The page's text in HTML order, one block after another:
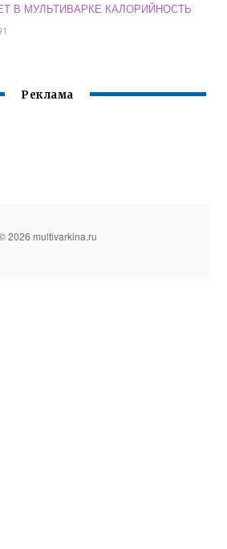
В МУЛЬТИВАРКЕ КАЛОРИЙНОСТЬ
Реклама
2026 multivarkina.ru